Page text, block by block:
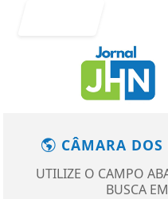
CÂMARA DOS
UTILIZE O CAMPO
BUSCA EM